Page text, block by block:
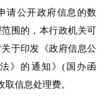
请公开政府信息的数
围的，本行政机关可
于印发《政府信息公
》的通知》( 国办函
取信息处理费。